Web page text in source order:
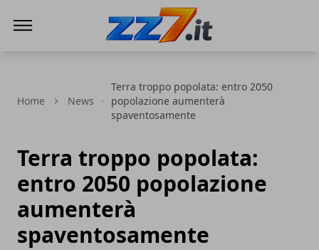
Home News
Terra troppo popolata: entro 2050
popolazione aumenterà
spaventosamente
Terra troppo popolata:
entro 2050 popolazione
aumenterà
spaventosamente